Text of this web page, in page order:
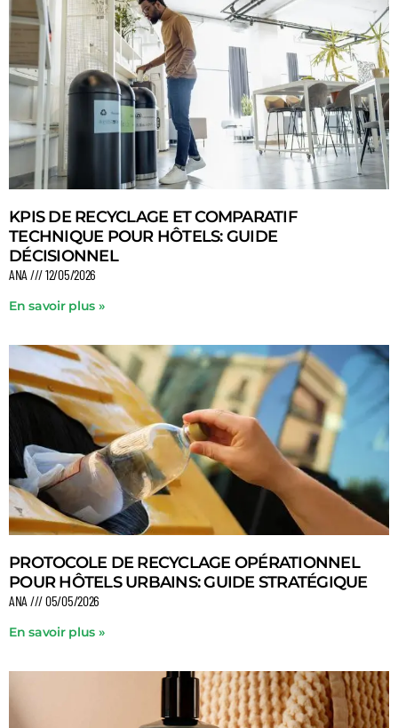
KPIS DE RECYCLAGE ET COMPARATIF
TECHNIQUE POUR HÔTELS: GUIDE
DÉCISIONNEL
ANA 12/05/2026
En savoir plus »
PROTOCOLE DE RECYCLAGE OPÉRATIONNEL
POUR HÔTELS URBAINS: GUIDE STRATÉGIQUE
ANA 05/05/2026
En savoir plus »